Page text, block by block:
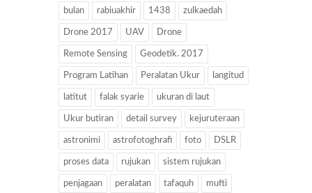
bulan rabiuakhir 1438 zulkaedah
Drone 2017 UAV Drone
Remote Sensing Geodetik. 2017
Program Latihan Peralatan Ukur langitud
latitut falak syarie ukuran di laut
Ukur butiran detail survey kejuruteraan
astronimi astrofotoghrafi foto DSLR
proses data rujukan sistem rujukan
penjagaan peralatan tafaquh mufti